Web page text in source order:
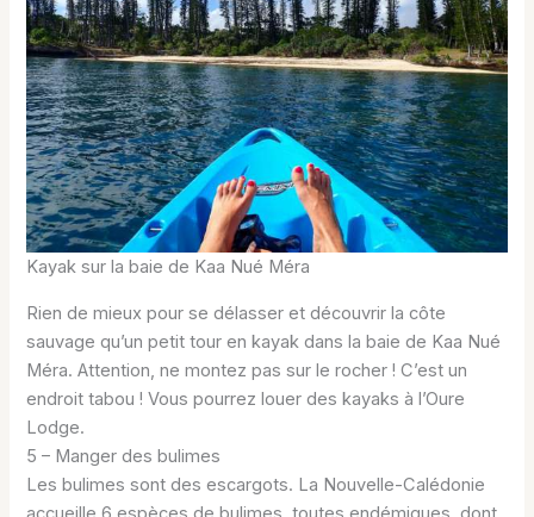
Kayak sur la baie de Kaa Nué Méra
Rien de mieux pour se délasser et découvrir la côte
sauvage qu’un petit tour en kayak dans la baie de Kaa Nué
Méra. Attention, ne montez pas sur le rocher ! C’est un
endroit tabou ! Vous pourrez louer des kayaks à l’Oure
Lodge.
5 – Manger des bulimes
Les bulimes sont des escargots. La Nouvelle-Calédonie